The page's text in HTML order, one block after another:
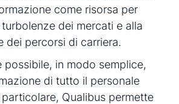
come risorsa per
dei mercati e alla
dei percorsi di carriera.
possibile, in modo semplice,
di tutto il personale
particolare, Qualibus permette